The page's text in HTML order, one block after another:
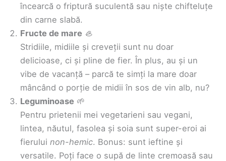
încearcă o friptură suculentă sau niște chifteluțe
din carne slabă.
Fructe de mare 🦪
Stridiile, midiile și creveții sunt nu doar
delicioase, ci și pline de fier. În plus, au și un
vibe de vacanță – parcă te simți la mare doar
mâncând o porție de midii în sos de vin alb, nu?
Leguminoase 🌱
Pentru prietenii mei vegetarieni sau vegani,
lintea, năutul, fasolea și soia sunt super-eroi ai
fierului non-hemic. Bonus: sunt ieftine și
versatile. Poți face o supă de linte cremoasă sau